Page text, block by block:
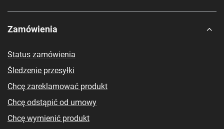
Zamówienia
Status zamówienia
Śledzenie przesyłki
Chcę zareklamować produkt
Chcę odstąpić od umowy
Chcę wymienić produkt